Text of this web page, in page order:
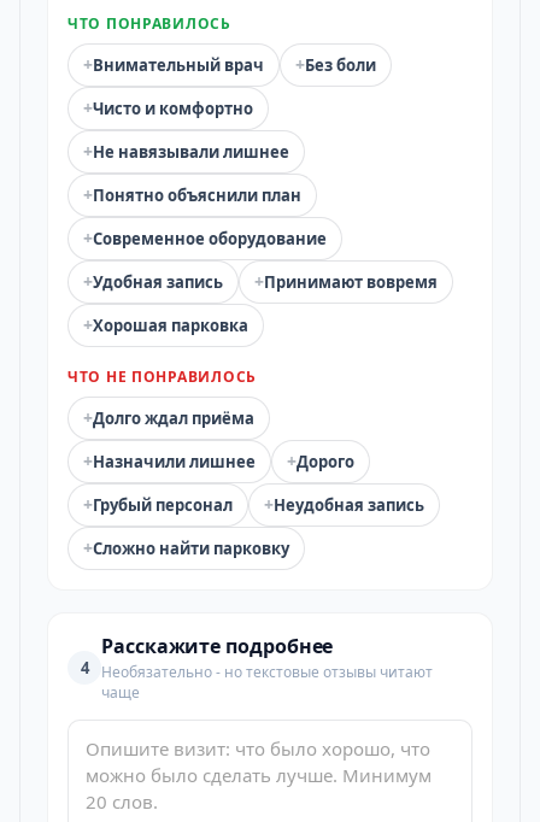
ЧТО ПОНРАВИЛОСЬ
+Внимательный врач +Без боли
+Чисто и комфортно
+Не навязывали лишнее
+Понятно объяснили план
+Современное оборудование
+Удобная запись +Принимают вовремя
+Хорошая парковка
ЧТО НЕ ПОНРАВИЛОСЬ
+Долго ждал приёма
+Назначили лишнее +Дорого
+Грубый персонал +Неудобная запись
+Сложно найти парковку
4
Расскажите подробнее
Необязательно - но текстовые отзывы читают
чаще